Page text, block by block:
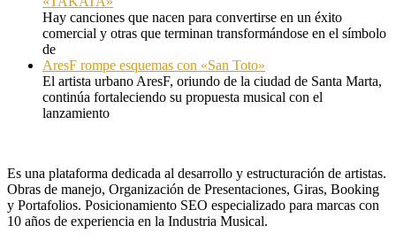
Hay canciones que nacen para convertirse en un éxito
comercial y otras que terminan transformándose en el símbolo
de
AresF rompe esquemas con «San Toto»
El artista urbano AresF, oriundo de la ciudad de Santa Marta,
continúa fortaleciendo su propuesta musical con el
lanzamiento
Es una plataforma dedicada al desarrollo y estructuración de artistas.
Obras de manejo, Organización de Presentaciones, Giras, Booking
y Portafolios. Posicionamiento SEO especializado para marcas con
10 años de experiencia en la Industria Musical.